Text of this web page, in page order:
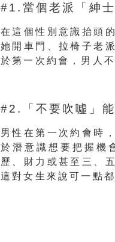
#1.當個老派「紳士
在這個性別意識抬頭
她開車門、拉椅子老
於第一次約會，男人
#2.「不要吹噓」
男性在第一次約會時
於潛意識想要把握機
歷、財力或甚至三、
這對女生來說可一點